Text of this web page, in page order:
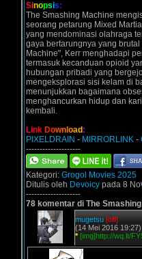
Sinopsis:
The Smashing Machine
seorang petarung Mixed
yang mendominasi olahraga
gaya bertarungnya yang
Machine", Kerr menghadapi
termasuk kecanduan opioid
hubungan pribadi yang
mengeksplorasi sisi kelam di
menunjukkan bagaimana
menghancurkan hidup dan
kembali.
Link Down oad :
PIXELDRAIN - MIRRORLINK -
--------------------
Kategori: Grogol Movies 2025
Ditulis oleh Devoicy pada 8
--------------------
78 komentar di The
mugetsu [off]
(14 Mei 2016 19:27)
* [img]http://wq.lt/